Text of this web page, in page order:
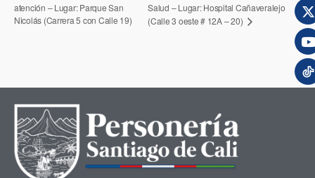
atención – Lugar: Parque San
Nicolás (Carrera 5 con Calle 19)
Salud – Lugar: Hospital Cañaveralejo
(Calle 3 oeste # 12A – 20)